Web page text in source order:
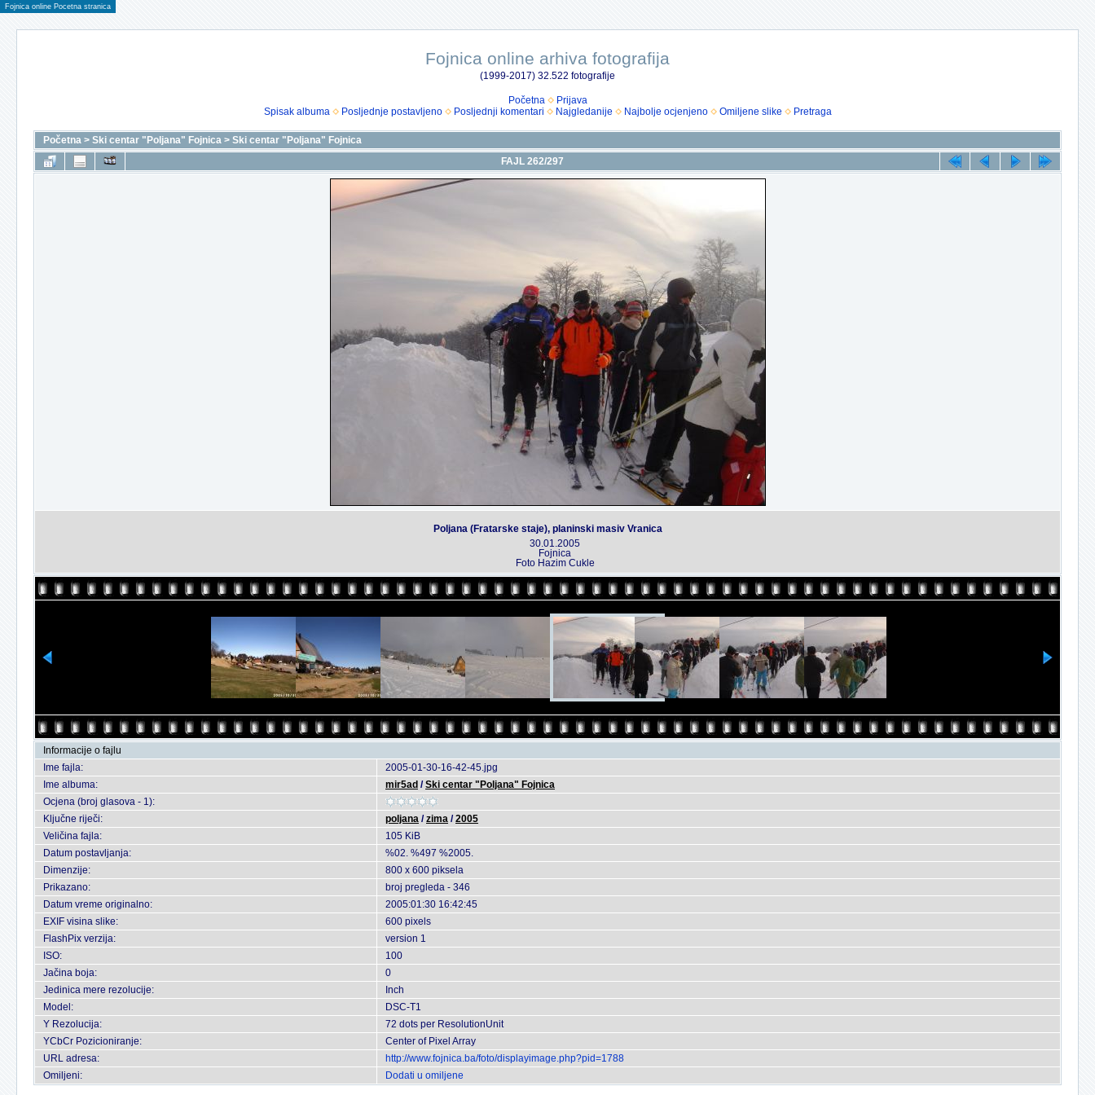
Fojnica online Pocetna stranica
Fojnica online arhiva fotografija
(1999-2017) 32.522 fotografije
Početna
Prijava
Spisak albuma
Posljednje postavljeno Posljednji komentari Najgledanije Najbolje ocjenjeno Omiljene slike Pretraga
Početna > Ski centar "Poljana" Fojnica > Ski centar "Poljana" Fojnica
FAJL 262/297
Poljana (Fratarske staje), planinski masiv Vranica
30.01.2005
Fojnica
Foto Hazim Cukle
Informacije o fajlu
Ime fajla:
2005-01-30-16-42-45.jpg
Ime albuma:
mir5ad /Ski centar "Poljana" Fojnica
Ocjena (broj glasova - 1):
Ključne riječi:
poljana /zima /2005
Veličina fajla:
105 KiB
Datum postavljanja:
%02. %497 %2005.
Dimenzije:
800 x 600 piksela
Prikazano:
broj pregleda - 346
Datum vreme originalno:
2005:01:30 16:42:45
EXIF visina slike:
600 pixels
FlashPix verzija:
version 1
ISO:
100
Jačina boja:
0
Jedinica mere rezolucije:
Inch
Model:
DSC-T1
Y Rezolucija:
72 dots per ResolutionUnit
YCbCr Pozicioniranje:
Center of Pixel Array
URL adresa:
http://www.fojnica.ba/foto/displayimage.php?pid=1788
Omiljeni:
Dodati u omiljene